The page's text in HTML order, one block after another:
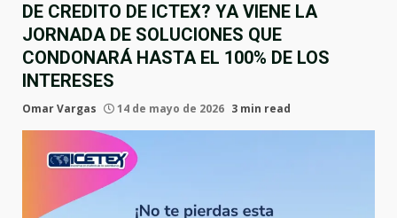
DE CREDITO DE ICTEX? YA VIENE LA
JORNADA DE SOLUCIONES QUE
CONDONARÁ HASTA EL 100% DE LOS
INTERESES
Omar Vargas 14 de mayo de 2026 3 min read